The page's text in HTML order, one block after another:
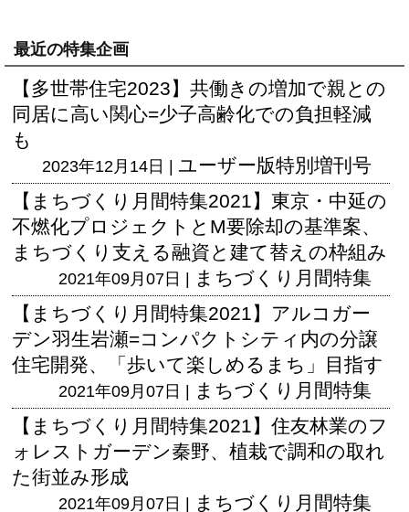
最近の特集企画
【多世帯住宅2023】共働きの増加で親との
同居に高い関心=少子高齢化での負担軽減
も
2023年12月14日 | ユーザー版特別増刊号
【まちづくり月間特集2021】東京・中延の
不燃化プロジェクトとM要除却の基準案、
まちづくり支える融資と建て替えの枠組み
2021年09月07日 | まちづくり月間特集
【まちづくり月間特集2021】アルコガー
デン羽生岩瀬=コンパクトシティ内の分譲
住宅開発、「歩いて楽しめるまち」目指す
2021年09月07日 | まちづくり月間特集
【まちづくり月間特集2021】住友林業のフ
ォレストガーデン秦野、植栽で調和の取れ
た街並み形成
2021年09月07日 | まちづくり月間特集